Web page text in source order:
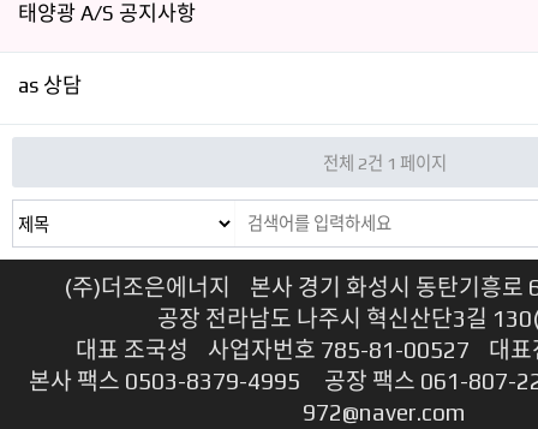
태양광 A/S 공지사항
as 상담
전체 2건 1 페이지
(주)더조은에너지 본사 경기 화성시 동탄기흥로
공장 전라남도 나주시 혁신산단3길
대표 조국성 사업자번호 785-81-00527 대표
본사 팩스 0503-8379-4995 공장 팩스 061-807-
972@naver.com